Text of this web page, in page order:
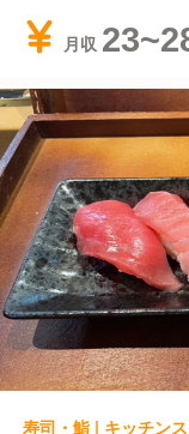
月収
寿司・鮨 | キッチン